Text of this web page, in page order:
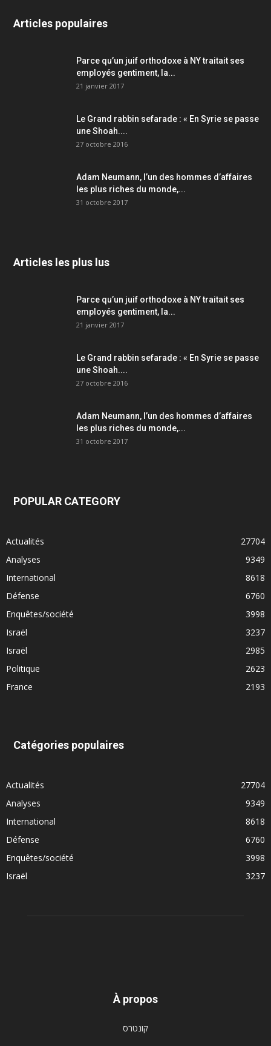
Articles populaires
Parce qu’un juif orthodoxe à NY traitait ses
employés gentiment, la...
21 janvier 2017
Le Grand rabbin sefarade : « En Syrie se passe
une Shoah....
27 octobre 2016
Adam Neumann, l’un des hommes d’affaires
les plus riches du monde,...
31 octobre 2017
Articles les plus lus
Parce qu’un juif orthodoxe à NY traitait ses
employés gentiment, la...
21 janvier 2017
Le Grand rabbin sefarade : « En Syrie se passe
une Shoah....
27 octobre 2016
Adam Neumann, l’un des hommes d’affaires
les plus riches du monde,...
31 octobre 2017
POPULAR CATEGORY
Actualités
27704
Analyses
9349
International
8618
Défense
6760
Enquêtes/société
3998
Israël
3237
Israël
2985
Politique
2623
France
2193
Catégories populaires
Actualités
27704
Analyses
9349
International
8618
Défense
6760
Enquêtes/société
3998
Israël
3237
À propos
קונטרס